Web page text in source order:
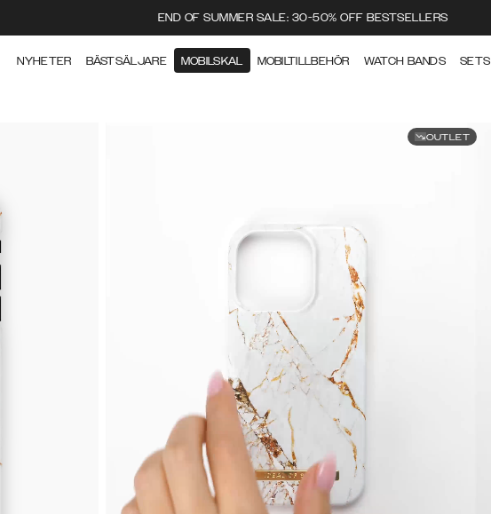
END OF SUMMER SALE: 30-50% OFF BESTSELLERS
NYHETER BÄSTSÄLJARE MOBILSKAL MOBILTILLBEHÖR WATCH BANDS SETS
OUTLET